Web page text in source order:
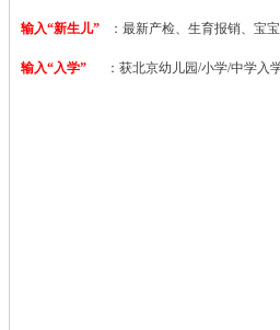
输入“新生儿” ：最新产检、生育报销、宝
输入“入学” ：获北京幼儿园/小学/中学入